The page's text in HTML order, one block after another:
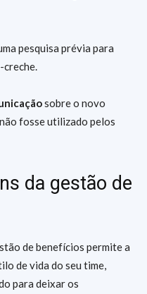
pesquisa prévia para
creche.
sobre o novo
fosse utilizado pelos
da gestão de
de benefícios permite a
de vida do seu time,
para deixar os